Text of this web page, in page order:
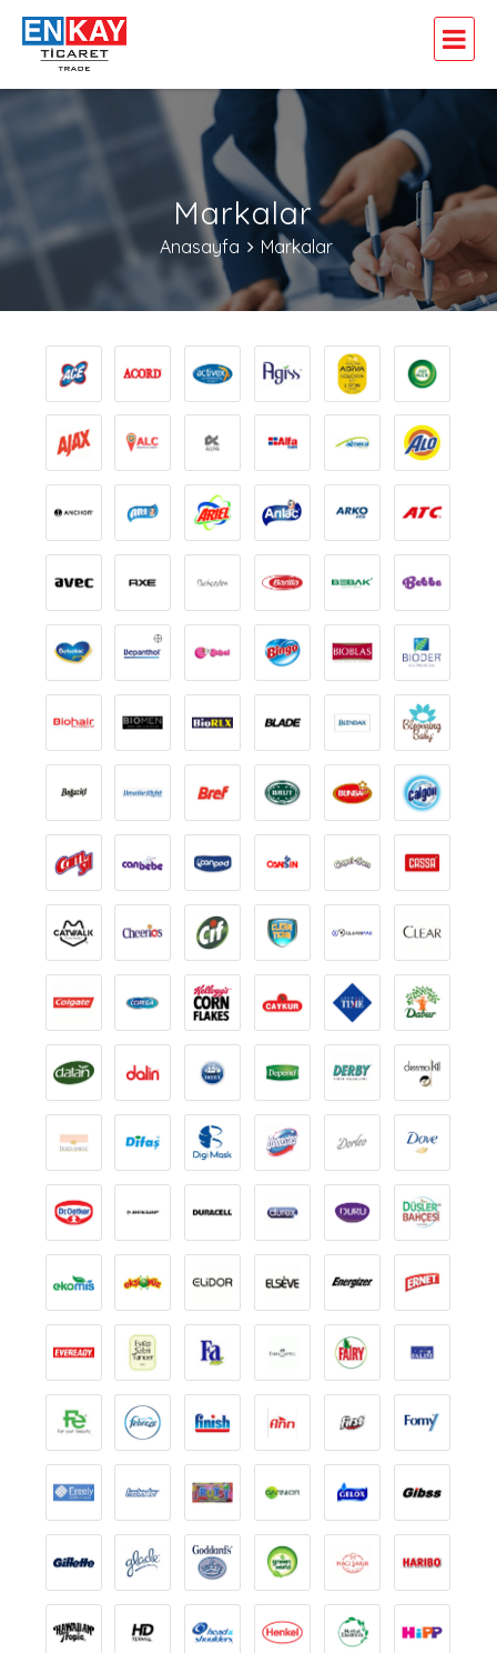
Markalar
Anasayfa Markalar